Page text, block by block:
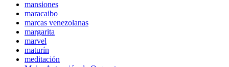
mansiones
maracaibo
marcas venezolanas
margarita
marvel
maturín
meditación